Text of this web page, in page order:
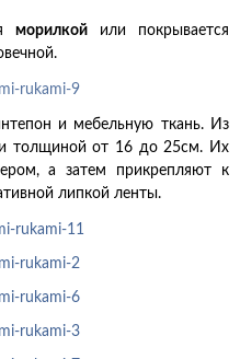
морилкой или покрывается
и мебельную ткань. Из
толщиной от 16 до 25см. Их
а затем прикрепляют к
липкой ленты.